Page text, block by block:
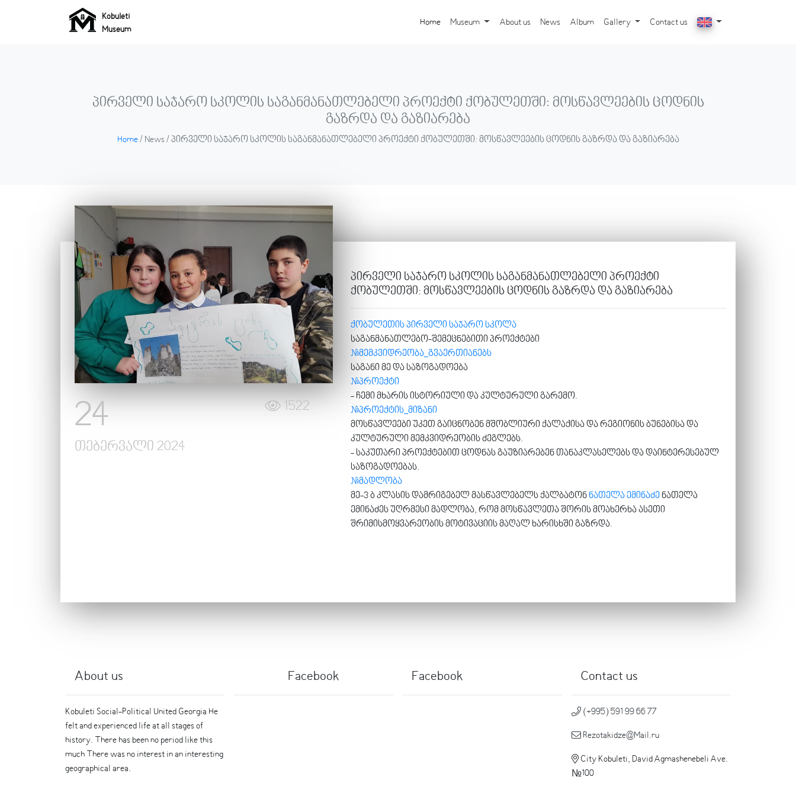
Kobuleti
Museum
Home Museum About us News Album Gallery Contact us
პირველი საჯარო სკოლის საგანმანათლებელი პროექტი ქობულეთში: მოსწავლეების ცოდნის
გაზრდა და გაზიარება
Home/ News / პირველი საჯარო სკოლის საგანმანათლებელი პროექტი ქობულეთში: მოსწავლეების ცოდნის გაზრდა და გაზიარება
24
თებერვალი 2024
1522
პირველი საჯარო სკოლის საგანმანათლებელი პროექტი
ქობულეთში: მოსწავლეების ცოდნის გაზრდა და გაზიარება
ქობულეთის პირველი საჯარო სკოლა
საგანმანათლებო-შემეცნებითი პროექტები
#მემკვიდრეობა_გვაერთიანებს
საგანი მე და საზოგადოება
#პროექტი
- ჩემი მხარის ისტორიული და კულტურული გარემო.
#პროექტის_მიზანი
მოსწავლეები უკეთ გაიცნობენ მშობლიური ქალაქისა და რეგიონის ბუნებისა და
კულტურული მემკვიდრეობის ძეგლებს.
- საკუთარი პროექტებით ცოდნას გაუზიარებენ თანაკლასელებს და დაინტერესებულ
საზოგადოებას.
#მადლობა
მე-3 ბ კლასის დამრიგებელ მასწავლებელს ქალბატონ ნათელა ემინაძე ნათელა
ემინაძეს უღრმესი მადლობა, რომ მოსწავლეთა შორის მოახერხა ასეთი
შრიმისმოყვარეობის მოტივაციის მაღალ ხარისხში გაზრდა.
About us
Kobuleti Social-Political United Georgia He
felt and experienced life at all stages of
history. There has been no period like this
much There was no interest in an interesting
geographical area.
Facebook Facebook Contact us
(+995) 591 99 66 77
Rezotakidze@Mail.ru
City Kobuleti, David Agmashenebeli Ave.
№100